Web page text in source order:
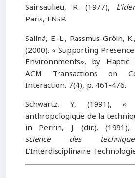
Sainsaulieu, R. (1977),
Paris, FNSP.
Sallnä, E.-L., Rassmus-Gröln,
(2000). « Supporting
Environnments», by Haptic
ACM Transactions on
Interaction. 7(4), p. 461-476.
Schwartz, Y, (1991), «
anthropologique de la
in Perrin, J. (dir.), (1991),
science des
L’Interdisciplinaire